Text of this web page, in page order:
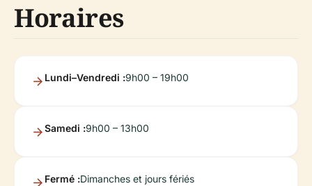
Horaires
Lundi–Vendredi :9h00 – 19h00
Samedi :9h00 – 13h00
Fermé :Dimanches et jours fériés